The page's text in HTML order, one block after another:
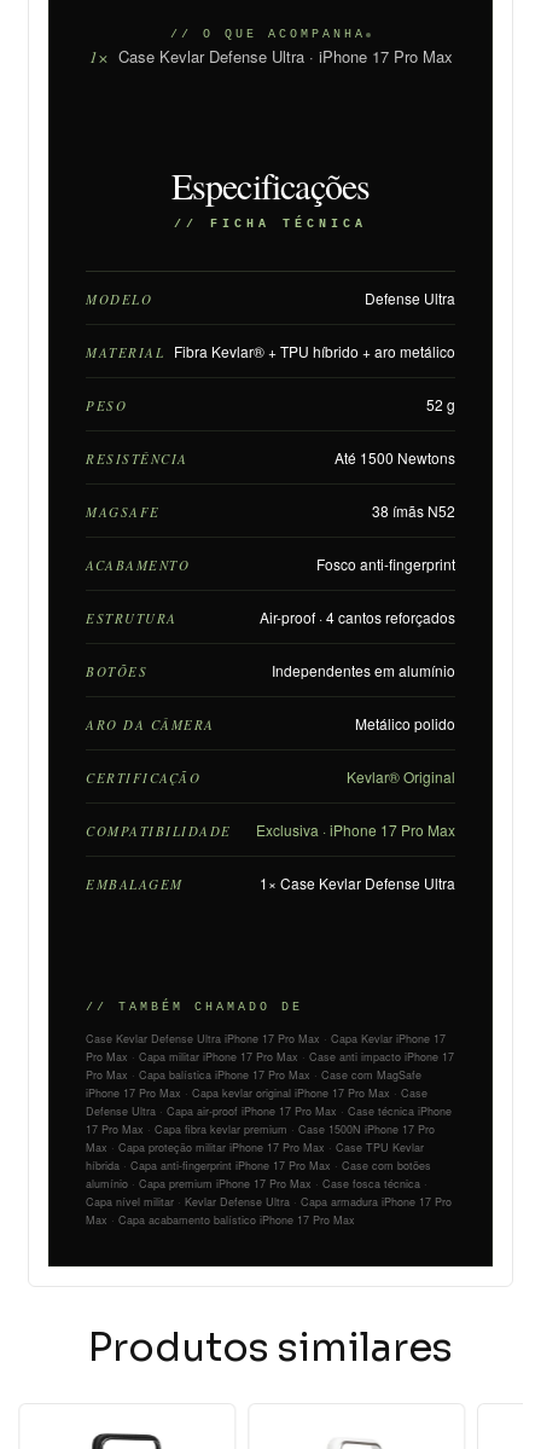
// O QUE ACOMPANHA
1× Case Kevlar Defense Ultra · iPhone 17 Pro Max
Especificações
// FICHA TÉCNICA
MODELO Defense Ultra
MATERIAL Fibra Kevlar® + TPU híbrido + aro metálico
PESO 52 g
RESISTÊNCIA Até 1500 Newtons
MAGSAFE 38 ímãs N52
ACABAMENTO Fosco anti-fingerprint
ESTRUTURA Air-proof · 4 cantos reforçados
BOTÕES Independentes em alumínio
ARO DA CÂMERA Metálico polido
CERTIFICAÇÃO Kevlar® Original
COMPATIBILIDADE Exclusiva · iPhone 17 Pro Max
EMBALAGEM 1× Case Kevlar Defense Ultra
// TAMBÉM CHAMADO DE
Case Kevlar Defense Ultra iPhone 17 Pro Max · Capa Kevlar iPhone 17
Pro Max · Capa militar iPhone 17 Pro Max · Case anti impacto iPhone 17
Pro Max · Capa balística iPhone 17 Pro Max · Case com MagSafe
iPhone 17 Pro Max · Capa kevlar original iPhone 17 Pro Max · Case
Defense Ultra · Capa air-proof iPhone 17 Pro Max · Case técnica iPhone
17 Pro Max · Capa fibra kevlar premium · Case 1500N iPhone 17 Pro
Max · Capa proteção militar iPhone 17 Pro Max · Case TPU Kevlar
híbrida · Capa anti-fingerprint iPhone 17 Pro Max · Case com botões
alumínio · Capa premium iPhone 17 Pro Max · Case fosca técnica ·
Capa nível militar · Kevlar Defense Ultra · Capa armadura iPhone 17 Pro
Max · Capa acabamento balístico iPhone 17 Pro Max
Produtos similares